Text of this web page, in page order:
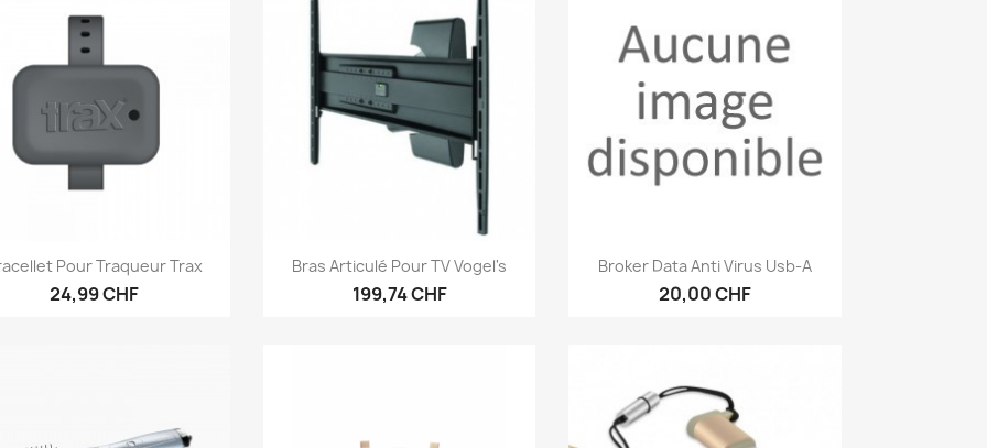
Aperçu rapide
Pour Traqueur Trax
24,99 CHF
Aperçu rapide
Bras Articulé Pour TV Vogel's
199,74 CHF
Aperçu rapide
Broker Data Anti Virus Usb-A
20,00 CHF